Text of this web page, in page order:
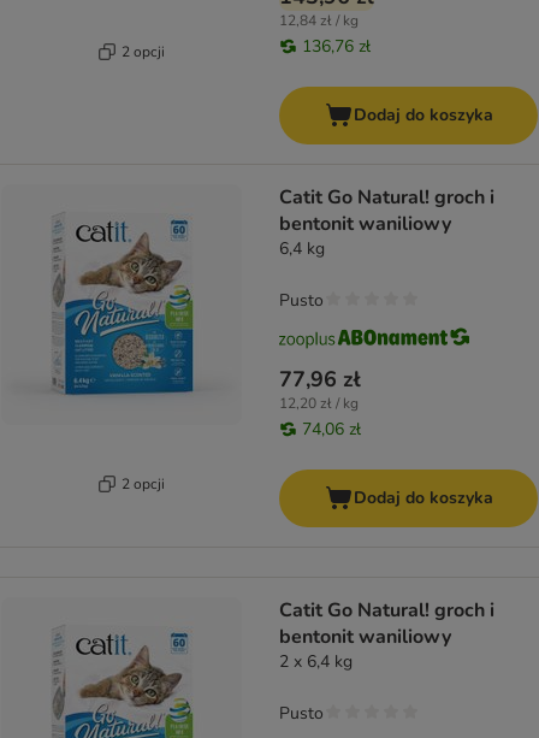
2 opcji
12,84 zł / kg
136,76 zł
Dodaj do koszyka
2 opcji
Catit Go Natural! groch i
bentonit waniliowy
6,4 kg
77,96 zł
12,20 zł / kg
74,06 zł
Pusto
Dodaj do koszyka
Catit Go Natural! groch i
bentonit waniliowy
2 x 6,4 kg
Pusto